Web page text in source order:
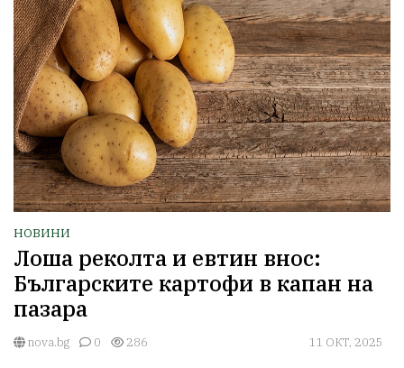
НОВИНИ
Лоша реколта и евтин внос:
Българските картофи в капан на
пазара
nova.bg 0 286 11 ОКТ, 2025